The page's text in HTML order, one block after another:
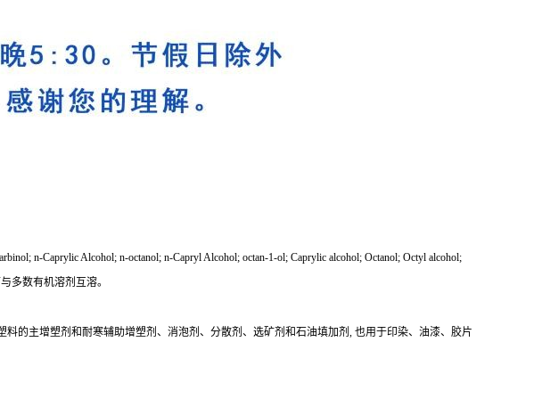
n-Caprylic Alcohol; n-octanol; n-Capryl Alcohol; octan-1-ol; Caprylic alcohol; Octanol; Octyl alcohol;
多数有机溶剂互溶。
的主增塑剂和耐寒辅助增塑剂、消泡剂、分散剂、选矿剂和石油填加剂, 也用于印染、油漆、胶片